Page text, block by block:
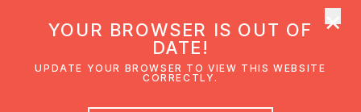
YOUR BROWSER IS OUT OF
DATE!
UPDATE YOUR BROWSER TO VIEW THIS WEBSITE
CORRECTLY.
×